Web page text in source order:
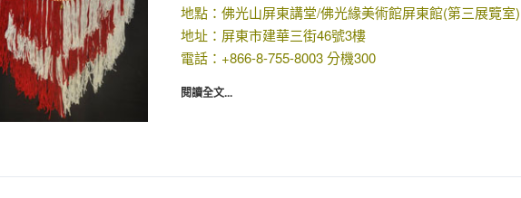
地點：佛光山屏東講堂/佛光緣美術館屏東館(第三展覽室)
地址：屏東市建華三街46號3樓
電話：+866-8-755-8003 分機300
閱讀全文...